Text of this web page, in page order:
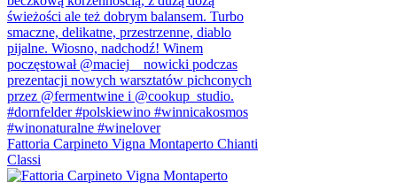
Fattoria Carpineto Vigna Montaperto Chianti
Classi